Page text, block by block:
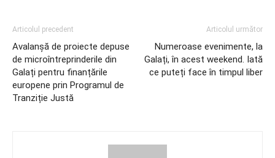
Articolul precedent
Avalanșă de proiecte depuse
de microîntreprinderile din
Galați pentru finanțările
europene prin Programul de
Tranziție Justă
Articolul următor
Numeroase evenimente, la
Galați, în acest weekend. Iată
ce puteți face în timpul liber